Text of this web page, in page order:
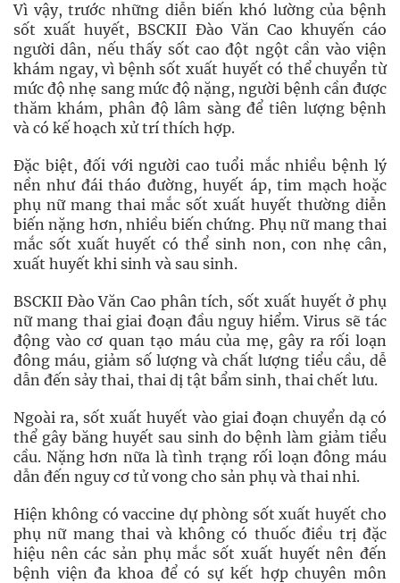
Vì vậy, trước những diễn biến khó lường của bệnh
sốt xuất huyết, BSCKII Đào Văn Cao khuyến cáo
người dân, nếu thấy sốt cao đột ngột cần vào viện
khám ngay, vì bệnh sốt xuất huyết có thể chuyển từ
mức độ nhẹ sang mức độ nặng, người bệnh cần được
thăm khám, phân độ lâm sàng để tiên lượng bệnh
và có kế hoạch xử trí thích hợp.
Đặc biệt, đối với người cao tuổi mắc nhiều bệnh lý
nền như đái tháo đường, huyết áp, tim mạch hoặc
phụ nữ mang thai mắc sốt xuất huyết thường diễn
biến nặng hơn, nhiều biến chứng. Phụ nữ mang thai
mắc sốt xuất huyết có thể sinh non, con nhẹ cân,
xuất huyết khi sinh và sau sinh.
BSCKII Đào Văn Cao phân tích, sốt xuất huyết ở phụ
nữ mang thai giai đoạn đầu nguy hiểm. Virus sẽ tác
động vào cơ quan tạo máu của mẹ, gây ra rối loạn
đông máu, giảm số lượng và chất lượng tiểu cầu, dễ
dẫn đến sảy thai, thai dị tật bẩm sinh, thai chết lưu.
Ngoài ra, sốt xuất huyết vào giai đoạn chuyển dạ có
thể gây băng huyết sau sinh do bệnh làm giảm tiểu
cầu. Nặng hơn nữa là tình trạng rối loạn đông máu
dẫn đến nguy cơ tử vong cho sản phụ và thai nhi.
Hiện không có vaccine dự phòng sốt xuất huyết cho
phụ nữ mang thai và không có thuốc điều trị đặc
hiệu nên các sản phụ mắc sốt xuất huyết nên đến
bệnh viện đa khoa để có sự kết hợp chuyên môn